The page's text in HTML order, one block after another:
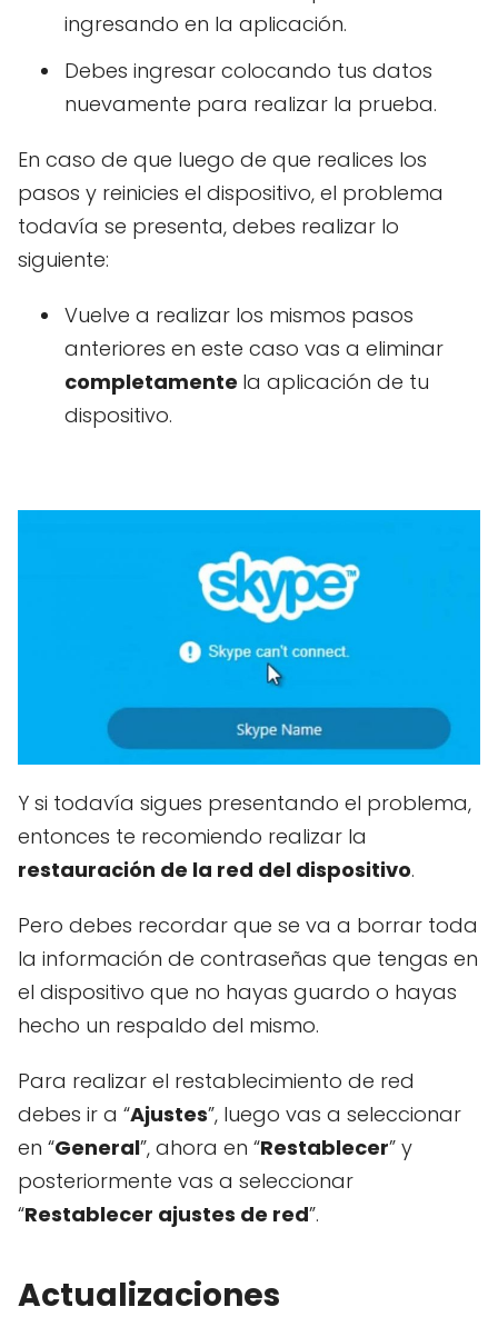
ingresando en la aplicación.
Debes ingresar colocando tus datos
nuevamente para realizar la prueba.
En caso de que luego de que realices los
pasos y reinicies el dispositivo, el problema
todavía se presenta, debes realizar lo
siguiente:
Vuelve a realizar los mismos pasos
anteriores en este caso vas a eliminar
completamente la aplicación de tu
dispositivo.
Y si todavía sigues presentando el problema,
entonces te recomiendo realizar la
restauración de la red del dispositivo.
Pero debes recordar que se va a borrar toda
la información de contraseñas que tengas en
el dispositivo que no hayas guardo o hayas
hecho un respaldo del mismo.
Para realizar el restablecimiento de red
debes ir a “Ajustes”, luego vas a seleccionar
en “General”, ahora en “Restablecer” y
posteriormente vas a seleccionar
“Restablecer ajustes de red”.
Actualizaciones